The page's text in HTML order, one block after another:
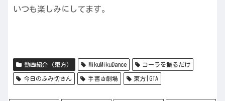
いつも楽しみにしてます。
動画紹介（東方） MikuMikuDance コーラを振るだけ
今日のふみ切さん 手書き劇場 東方|GTA